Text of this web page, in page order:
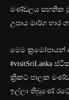
මණ්ඩලය සහතික
උපාය මාර්ග භාර
මෙම
#visitSriLanka
ක්‍රිකට් පාලක
ඉල්ලා තිබුණේ